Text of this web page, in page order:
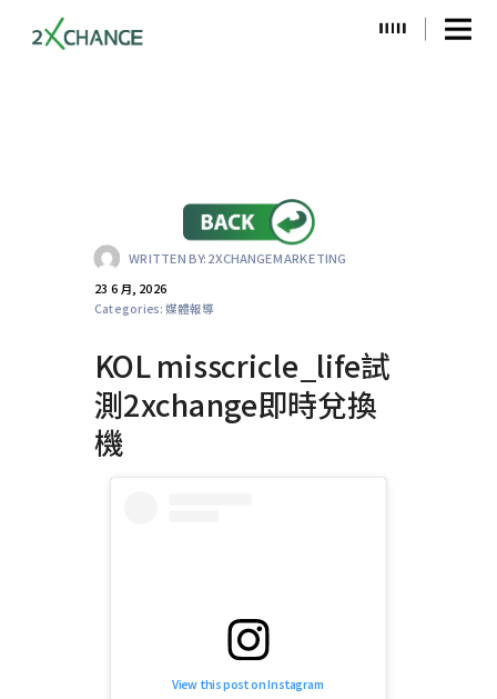
WRITTEN BY:2XCHANGEMARKETING
23 6 月, 2026
Categories:媒體報導
KOL misscricle_life試
測2xchange即時兌換
機
View this post on Instagram